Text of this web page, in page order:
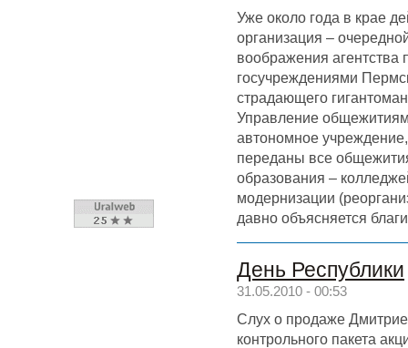
Уже около года в крае
организация –
воображения агентства
госучреждениями
страдающего
Управление
автономное
переданы все
образования –
модернизации
давно объясняется
День Республики
31.05.2010 - 00:53
Слух о продаже
контрольного пакета